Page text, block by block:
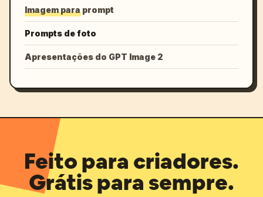
Imagem para prompt
Prompts de foto
Apresentações do GPT Image 2
Feito para criadores.
Grátis para sempre.